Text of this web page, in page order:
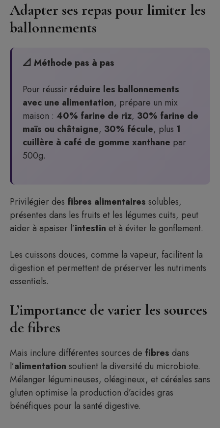
Adapter ses repas pour limiter les
ballonnements
📐 Méthode pas à pas
Pour réussir réduire les ballonnements
avec une alimentation, prépare un mix
maison : 40% farine de riz, 30% farine de
maïs ou châtaigne, 30% fécule, plus 1
cuillère à café de gomme xanthane par
500g.
Privilégier des fibres alimentaires solubles,
présentes dans les fruits et les légumes cuits, peut
aider à apaiser l’intestin et à éviter le gonflement.
Les cuissons douces, comme la vapeur, facilitent la
digestion et permettent de préserver les nutriments
essentiels.
L’importance de varier les sources
de fibres
Mais inclure différentes sources de fibres dans
l’alimentation soutient la diversité du microbiote.
Mélanger légumineuses, oléagineux, et céréales sans
gluten optimise la production d’acides gras
bénéfiques pour la santé digestive.
Article ajouté au panier
0 Produit -